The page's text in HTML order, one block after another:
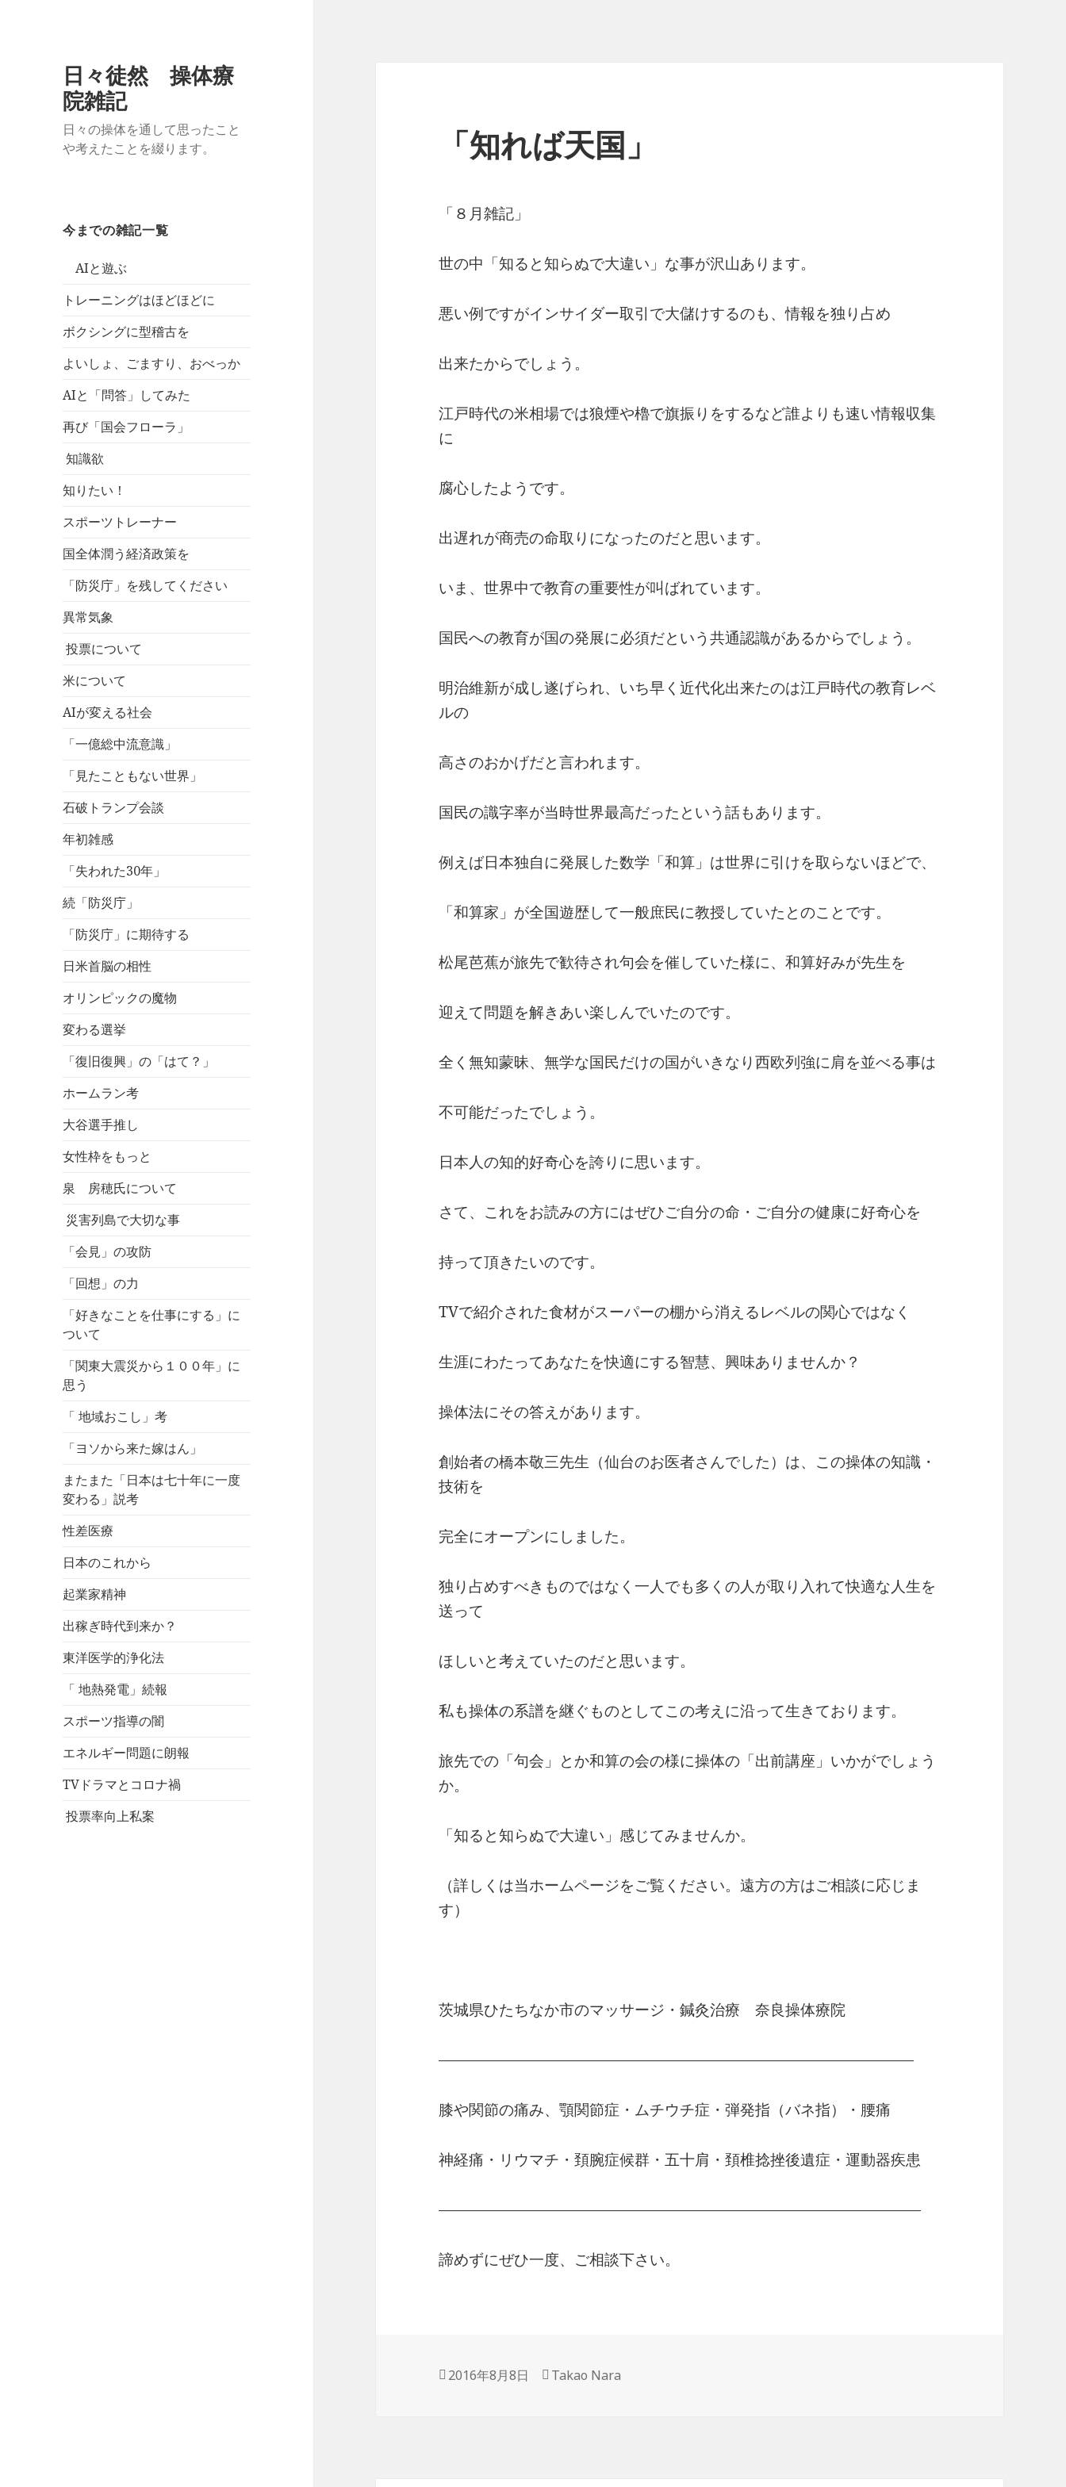
日々徒然 操体療
院雑記
日々の操体を通して思ったこと
や考えたことを綴ります。
今までの雑記一覧
AIと遊ぶ
トレーニングはほどほどに
ボクシングに型稽古を
よいしょ、ごますり、おべっか
AIと「問答」してみた
再び「国会フローラ」
知識欲
知りたい！
スポーツトレーナー
国全体潤う経済政策を
「防災庁」を残してください
異常気象
投票について
米について
AIが変える社会
「一億総中流意識」
「見たこともない世界」
石破トランプ会談
年初雑感
「失われた30年」
続「防災庁」
「防災庁」に期待する
日米首脳の相性
オリンピックの魔物
変わる選挙
「復旧復興」の「はて？」
ホームラン考
大谷選手推し
女性枠をもっと
泉 房穂氏について
災害列島で大切な事
「会見」の攻防
「回想」の力
「好きなことを仕事にする」に
ついて
「関東大震災から１００年」に
思う
「 地域おこし」考
「ヨソから来た嫁はん」
またまた「日本は七十年に一度
変わる」説考
性差医療
日本のこれから
起業家精神
出稼ぎ時代到来か？
東洋医学的浄化法
「 地熱発電」続報
スポーツ指導の闇
エネルギー問題に朗報
TVドラマとコロナ禍
投票率向上私案
「知れば天国」
「８月雑記」
世の中「知ると知らぬで大違い」な事が沢山あります。
悪い例ですがインサイダー取引で大儲けするのも、情報を独り占め
出来たからでしょう。
江戸時代の米相場では狼煙や櫓で旗振りをするなど誰よりも速い情報収集
に
腐心したようです。
出遅れが商売の命取りになったのだと思います。
いま、世界中で教育の重要性が叫ばれています。
国民への教育が国の発展に必須だという共通認識があるからでしょう。
明治維新が成し遂げられ、いち早く近代化出来たのは江戸時代の教育レベ
ルの
高さのおかげだと言われます。
国民の識字率が当時世界最高だったという話もあります。
例えば日本独自に発展した数学「和算」は世界に引けを取らないほどで、
「和算家」が全国遊歴して一般庶民に教授していたとのことです。
松尾芭蕉が旅先で歓待され句会を催していた様に、和算好みが先生を
迎えて問題を解きあい楽しんでいたのです。
全く無知蒙昧、無学な国民だけの国がいきなり西欧列強に肩を並べる事は
不可能だったでしょう。
日本人の知的好奇心を誇りに思います。
さて、これをお読みの方にはぜひご自分の命・ご自分の健康に好奇心を
持って頂きたいのです。
TVで紹介された食材がスーパーの棚から消えるレベルの関心ではなく
生涯にわたってあなたを快適にする智慧、興味ありませんか？
操体法にその答えがあります。
創始者の橋本敬三先生（仙台のお医者さんでした）は、この操体の知識・
技術を
完全にオープンにしました。
独り占めすべきものではなく一人でも多くの人が取り入れて快適な人生を
送って
ほしいと考えていたのだと思います。
私も操体の系譜を継ぐものとしてこの考えに沿って生きております。
旅先での「句会」とか和算の会の様に操体の「出前講座」いかがでしょう
か。
「知ると知らぬで大違い」感じてみませんか。
（詳しくは当ホームページをご覧ください。遠方の方はご相談に応じま
す）
茨城県ひたちなか市のマッサージ・鍼灸治療 奈良操体療院
———————————————————————————————–
膝や関節の痛み、顎関節症・ムチウチ症・弾発指（バネ指）・腰痛
神経痛・リウマチ・頚腕症候群・五十肩・頚椎捻挫後遺症・運動器疾患
————————————————————————————————
諦めずにぜひ一度、ご相談下さい。
投
2016年8月8日
作
Takao Nara